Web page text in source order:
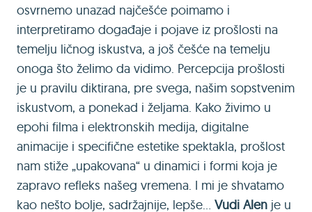
osvrnemo unazad najčešće poimamo i
interpretiramo događaje i pojave iz prošlosti na
temelju ličnog iskustva, a još češće na temelju
onoga što želimo da vidimo. Percepcija prošlosti
je u pravilu diktirana, pre svega, našim sopstvenim
iskustvom, a ponekad i željama. Kako živimo u
epohi filma i elektronskih medija, digitalne
animacije i specifične estetike spektakla, prošlost
nam stiže „upakovana“ u dinamici i formi koja je
zapravo refleks našeg vremena. I mi je shvatamo
kao nešto bolje, sadržajnije, lepše... Vudi Alen je u